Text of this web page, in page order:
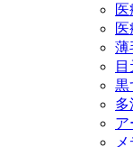
医
薄
黒
多
ア